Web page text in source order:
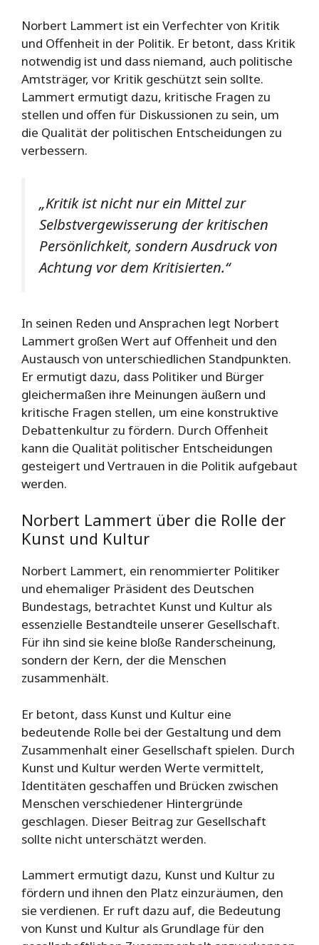
Norbert Lammert ist ein Verfechter von Kritik
und Offenheit in der Politik. Er betont, dass Kritik
notwendig ist und dass niemand, auch politische
Amtsträger, vor Kritik geschützt sein sollte.
Lammert ermutigt dazu, kritische Fragen zu
stellen und offen für Diskussionen zu sein, um
die Qualität der politischen Entscheidungen zu
verbessern.
„Kritik ist nicht nur ein Mittel zur
Selbstvergewisserung der kritischen
Persönlichkeit, sondern Ausdruck von
Achtung vor dem Kritisierten.“
In seinen Reden und Ansprachen legt Norbert
Lammert großen Wert auf Offenheit und den
Austausch von unterschiedlichen Standpunkten.
Er ermutigt dazu, dass Politiker und Bürger
gleichermaßen ihre Meinungen äußern und
kritische Fragen stellen, um eine konstruktive
Debattenkultur zu fördern. Durch Offenheit
kann die Qualität politischer Entscheidungen
gesteigert und Vertrauen in die Politik aufgebaut
werden.
Norbert Lammert über die Rolle der
Kunst und Kultur
Norbert Lammert, ein renommierter Politiker
und ehemaliger Präsident des Deutschen
Bundestags, betrachtet Kunst und Kultur als
essenzielle Bestandteile unserer Gesellschaft.
Für ihn sind sie keine bloße Randerscheinung,
sondern der Kern, der die Menschen
zusammenhält.
Er betont, dass Kunst und Kultur eine
bedeutende Rolle bei der Gestaltung und dem
Zusammenhalt einer Gesellschaft spielen. Durch
Kunst und Kultur werden Werte vermittelt,
Identitäten geschaffen und Brücken zwischen
Menschen verschiedener Hintergründe
geschlagen. Dieser Beitrag zur Gesellschaft
sollte nicht unterschätzt werden.
Lammert ermutigt dazu, Kunst und Kultur zu
fördern und ihnen den Platz einzuräumen, den
sie verdienen. Er ruft dazu auf, die Bedeutung
von Kunst und Kultur als Grundlage für den